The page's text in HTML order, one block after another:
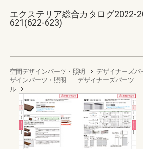
エクステリア総合カタログ2022-
621(622-623)
空間デザインパーツ・照明 デザイナーズパ
ザインパーツ・照明
デザイナーズパーツ
ル